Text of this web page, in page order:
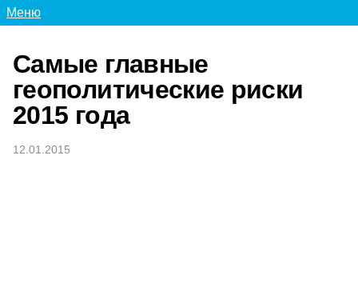
Меню
Самые главные
геополитические риски
2015 года
12.01.2015